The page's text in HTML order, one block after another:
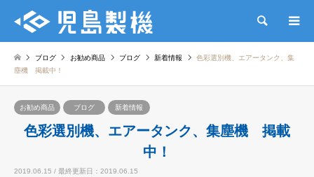
検索
ブログ お勧め商品 ブログ 新着情報
色彩選別機、エアータンク、集
塵機 掲載中！
お勧め商品 ブログ 新着情報
色彩選別機、エアータンク、集塵機 掲載
中！
2019.06.15 / 最終更新日：2019.06.15